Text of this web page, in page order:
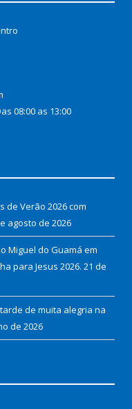
08:00 as 13:00
de Verão 2026 com
agosto de 2026
Miguel do Guamá em
para Jesus 2026. 21 de
de muita alegria na
de 2026